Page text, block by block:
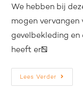
We hebben bij
mogen
gevelbekleding
heeft er…
Lees Verder